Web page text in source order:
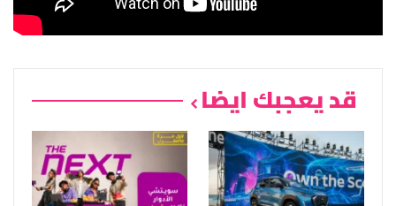
قد يعجبك ايضا